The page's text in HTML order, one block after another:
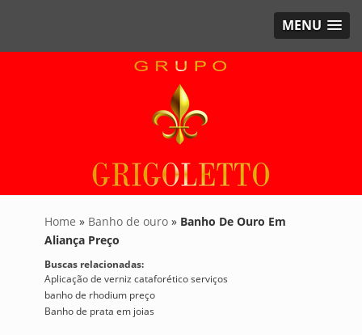
MENU
Home » Banho de ouro » Banho De Ouro Em
Aliança Preço
Buscas relacionadas:
Aplicação de verniz cataforético serviços
banho de rhodium preço
Banho de prata em joias